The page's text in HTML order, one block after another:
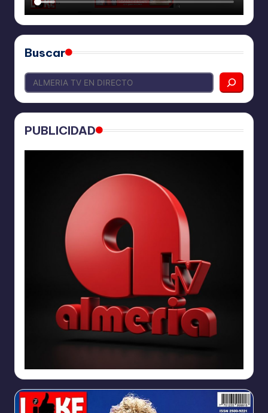
Buscar
PUBLICIDAD